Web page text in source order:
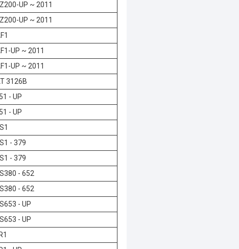
UP ~ 2011
UP ~ 2011
UP ~ 2011
UP ~ 2011
3126B
- UP
- UP
- 379
- 379
- 652
- 652
- UP
- UP